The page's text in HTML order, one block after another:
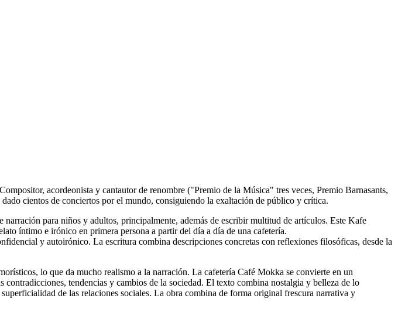
acordeonista y cantautor de renombre ("Premio de la Música" tres veces, Premio Barnasants,
cientos de conciertos por el mundo, consiguiendo la exaltación de público y crítica.
para niños y adultos, principalmente, además de escribir multitud de artículos. Este Kafe
íntimo e irónico en primera persona a partir del día a día de una cafetería.
y autoirónico. La escritura combina descripciones concretas con reflexiones filosóficas, desde la
lo que da mucho realismo a la narración. La cafetería Café Mokka se convierte en un
tendencias y cambios de la sociedad. El texto combina nostalgia y belleza de lo
de las relaciones sociales. La obra combina de forma original frescura narrativa y